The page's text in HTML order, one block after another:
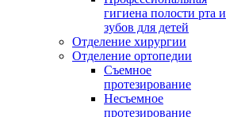
гигиена полости рта и
зубов для детей
Отделение хирургии
Отделение ортопедии
Съемное
протезирование
Несъемное
протезирование